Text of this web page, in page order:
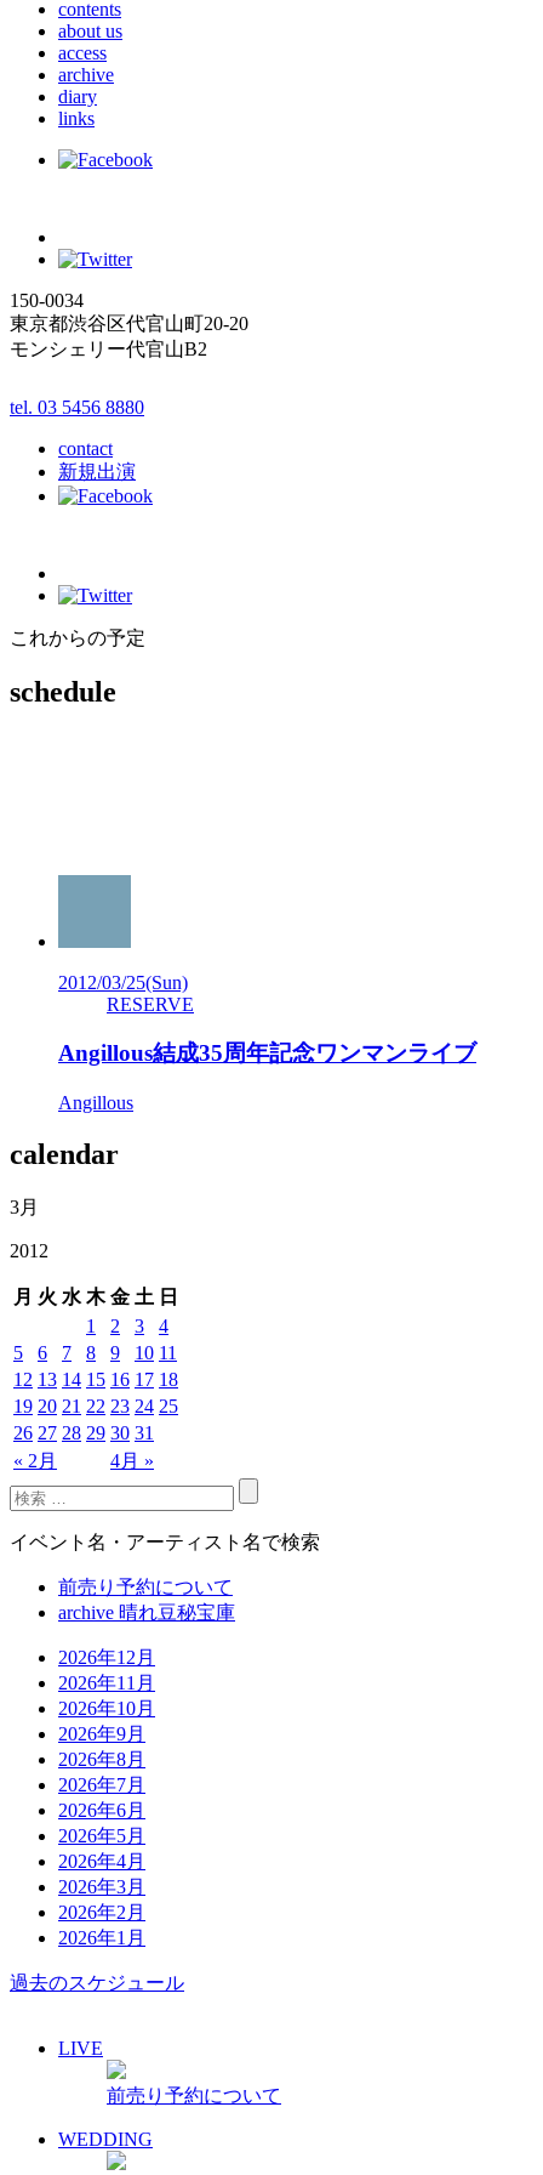
contents
about us
access
archive
diary
links
150-0034
東京都渋谷区代官山町20-20
モンシェリー代官山B2
tel. 03 5456 8880
contact
新規出演
これからの予定
schedule
2012/03/25(Sun)
RESERVE
Angillous結成35周年記念ワンマンライブ
Angillous
calendar
3月
2012
月 火 水 木 金 土 日
« 2月 4月 »
1 2 3
4
5
6 7 8 9 10 11
12 13 14 15 16 17 18
19 20 21 22 23 24 25
26 27 28 29 30 31
イベント名・アーティスト名で検索
前売り予約について
archive 晴れ豆秘宝庫
2026年12月
2026年11月
2026年10月
2026年9月
2026年8月
2026年7月
2026年6月
2026年5月
2026年4月
2026年3月
2026年2月
2026年1月
過去のスケジュール
LIVE
前売り予約について
WEDDING